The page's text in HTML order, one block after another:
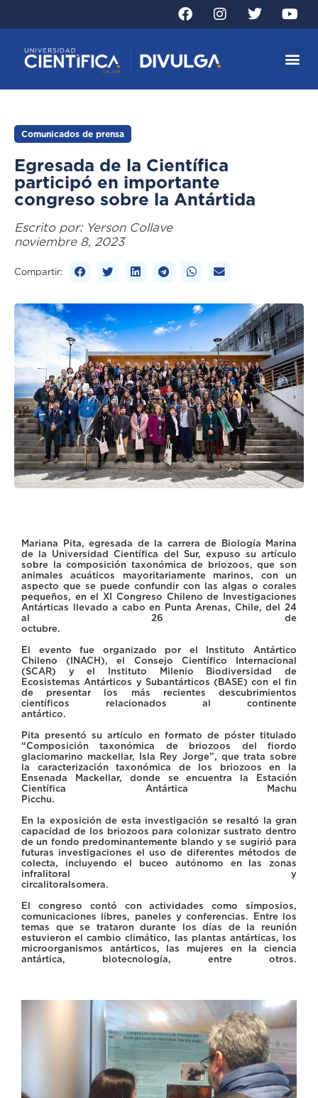
Comunicados de prensa
Egresada de la Científica
participó en importante
congreso sobre la Antártida
Escrito por: Yerson Collave
noviembre 8, 2023
Compartir:
Mariana Pita, egresada de la carrera de Biología Marina
de la Universidad Científica del Sur, expuso su artículo
sobre la composición taxonómica de briozoos, que son
animales acuáticos mayoritariamente marinos, con un
aspecto que se puede confundir con las algas o corales
pequeños, en el XI Congreso Chileno de Investigaciones
Antárticas llevado a cabo en Punta Arenas, Chile, del 24
al 26 de
octubre.
El evento fue organizado por el Instituto Antártico
Chileno (INACH), el Consejo Científico Internacional
(SCAR) y el Instituto Milenio Biodiversidad de
Ecosistemas Antárticos y Subantárticos (BASE) con el fin
de presentar los más recientes descubrimientos
científicos relacionados al continente
antártico.
Pita presentó su artículo en formato de póster titulado
“Composición taxonómica de briozoos del fiordo
glaciomarino mackellar, Isla Rey Jorge”, que trata sobre
la caracterización taxonómica de los briozoos en la
Ensenada Mackellar, donde se encuentra la Estación
Científica Antártica Machu
Picchu.
En la exposición de esta investigación se resaltó la gran
capacidad de los briozoos para colonizar sustrato dentro
de un fondo predominantemente blando y se sugirió para
futuras investigaciones el uso de diferentes métodos de
colecta, incluyendo el buceo autónomo en las zonas
infralitoral y
circalitoralsomera.
El congreso contó con actividades como simposios,
comunicaciones libres, paneles y conferencias. Entre los
temas que se trataron durante los días de la reunión
estuvieron el cambio climático, las plantas antárticas, los
microorganismos antárticos, las mujeres en la ciencia
antártica, biotecnología, entre otros.